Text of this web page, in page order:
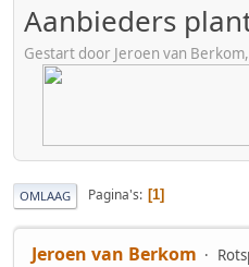
Aanbieders
Gestart door Jeroen van
OMLAAG Pagina's 1
Jeroen van Berkom